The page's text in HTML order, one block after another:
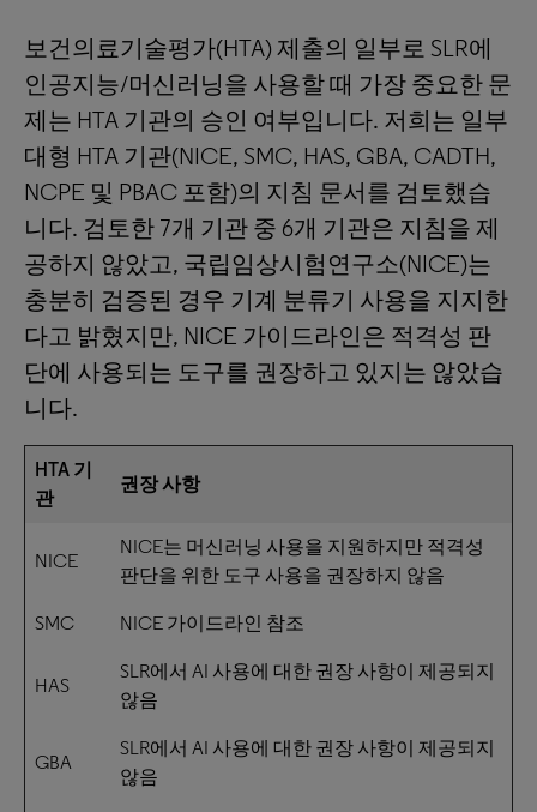
보건의료기술평가(HTA) 제출의 일부로 SLR에
인공지능/머신러닝을 사용할 때 가장 중요한 문
제는 HTA 기관의 승인 여부입니다. 저희는 일부
대형 HTA 기관(NICE, SMC, HAS, GBA, CADTH,
NCPE 및 PBAC 포함)의 지침 문서를 검토했습
니다. 검토한 7개 기관 중 6개 기관은 지침을 제
공하지 않았고, 국립임상시험연구소(NICE)는
충분히 검증된 경우 기계 분류기 사용을 지지한
다고 밝혔지만, NICE 가이드라인은 적격성 판
단에 사용되는 도구를 권장하고 있지는 않았습
니다.
HTA 기
관
권장 사항
NICE
NICE는 머신러닝 사용을 지원하지만 적격성
판단을 위한 도구 사용을 권장하지 않음
SMC NICE 가이드라인 참조
HAS
SLR에서 AI 사용에 대한 권장 사항이 제공되지
않음
GBA
SLR에서 AI 사용에 대한 권장 사항이 제공되지
않음